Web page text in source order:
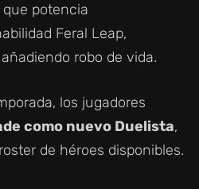
potencia
Feral Leap,
robo de vida.
los jugadores
como nuevo Duelista,
de héroes disponibles.